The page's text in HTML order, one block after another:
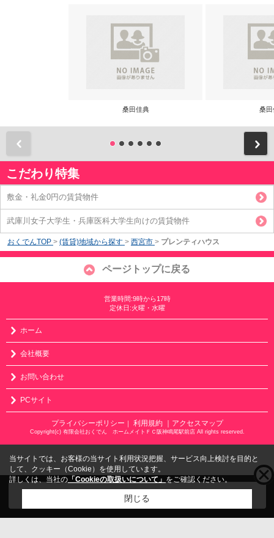
桑田佳典 桑田
こだわり特集
敷金・礼金0円の賃貸物件
武庫川女子大学生・兵庫医科大学生向けの賃貸物件
おくでんTOP > (賃貸)地域から探す > 西宮市 > プレンティハウス
ページトップに戻る
営業時間:9時から17時
定休日:火曜・水曜
ホーム
会社概要
お問い合わせ
PCサイト
プライバシーポリシー 利用規約 ｜アクセスマップ
Copyright(c) 有限会社おくでん ホームメイトＦＣ阪神鳴尾駅前店 All rights reserved.
こちらの物件をご覧の方にお勧めな物件
当サイトでは、お客様の当サイト利用状況把握、サービス向上検討を目的と
して、クッキー（Cookie）を使用しています。
詳しくは、当社の 「Cookieの取扱いについて」 をご確認ください。
閉じる